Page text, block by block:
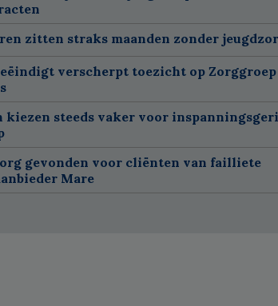
zitten straks maanden zonder
verscherpt toezicht op Zorggroep
kiezen steeds vaker voor
gevonden voor cliënten van failliete
Mare